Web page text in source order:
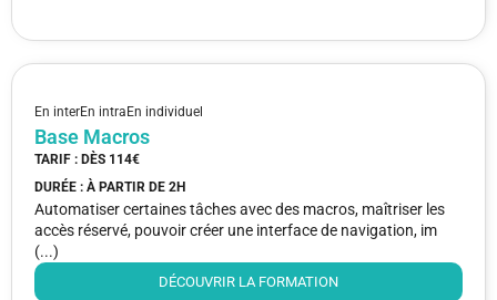
En interEn intraEn individuel
Base Macros
TARIF : DÈS 114€
DURÉE : À PARTIR DE 2H
Automatiser certaines tâches avec des macros, maîtriser les
accès réservé, pouvoir créer une interface de navigation, im
(...)
DÉCOUVRIR LA FORMATION